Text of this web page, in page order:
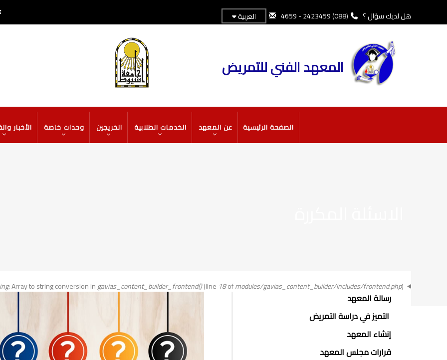
المحتوى
هل لديك سؤال ؟ (088) 2423459 - 4659 العربية
المعهد الفني للتمريض
الصفحة الرئيسية عن المعهد الخدمات الطلابية الخريجين وحدات خاصة الأخبار
رسالة
الخطأ
: Array to string conversion ingavias_content_builder_frontend()(line 18ofmodules/gavias_content_builder/includes/frontend.php).
ABOUT
FACULTY
ENGINEERING
رسالة المعهد
التميز في دراسة التمريض
إنشاء المعهد
قرارات مجلس المعهد